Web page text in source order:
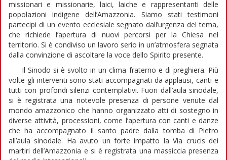
missionari e missionarie, laici, laiche e rappresentanti delle
popolazioni indigene dell’Amazzonia. Siamo stati testimoni
partecipi di un evento ecclesiale segnato dall’urgenza del tema,
che richiede l’apertura di nuovi percorsi per la Chiesa nel
territorio. Si è condiviso un lavoro serio in un’atmosfera segnata
dalla convinzione di ascoltare la voce dello Spirito presente.
Il Sinodo si è svolto in un clima fraterno e di preghiera. Più
volte gli interventi sono stati accompagnati da applausi, canti e
tutti con profondi silenzi contemplativi. Fuori dall’aula sinodale,
si è registrata una notevole presenza di persone venute dal
mondo amazzonico che hanno organizzato atti di sostegno in
diverse attività, processioni, come l’apertura con canti e danze
che ha accompagnato il santo padre dalla tomba di Pietro
all’aula sinodale. Ha avuto un forte impatto la Via crucis dei
martiri dell’Amazzonia e si è registrata una massiccia presenza